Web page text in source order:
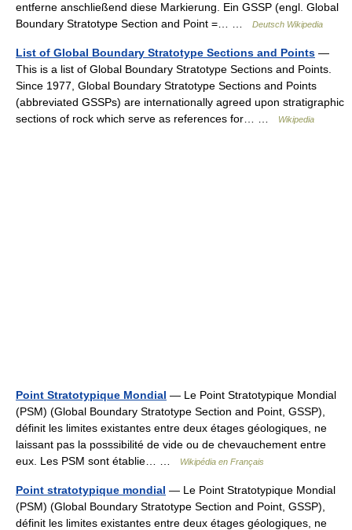
entferne anschließend diese Markierung. Ein GSSP (engl. Global
Boundary Stratotype Section and Point =… …
Deutsch Wikipedia
List of Global Boundary Stratotype Sections and Points —
This is a list of Global Boundary Stratotype Sections and Points.
Since 1977, Global Boundary Stratotype Sections and Points
(abbreviated GSSPs) are internationally agreed upon stratigraphic
sections of rock which serve as references for… …
Wikipedia
Point Stratotypique Mondial — Le Point Stratotypique Mondial
(PSM) (Global Boundary Stratotype Section and Point, GSSP),
définit les limites existantes entre deux étages géologiques, ne
laissant pas la posssibilité de vide ou de chevauchement entre
eux. Les PSM sont établie… …
Wikipédia en Français
Point stratotypique mondial — Le Point Stratotypique Mondial
(PSM) (Global Boundary Stratotype Section and Point, GSSP),
définit les limites existantes entre deux étages géologiques, ne